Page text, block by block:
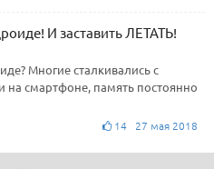
И заставить ЛЕТАТЬ!
Многие сталкивались с
на смартфоне, память постоянно
14 27 мая 2018